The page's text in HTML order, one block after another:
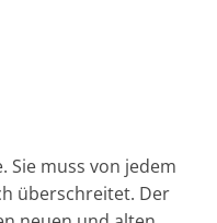
Sie muss von jedem
überschreitet. Der